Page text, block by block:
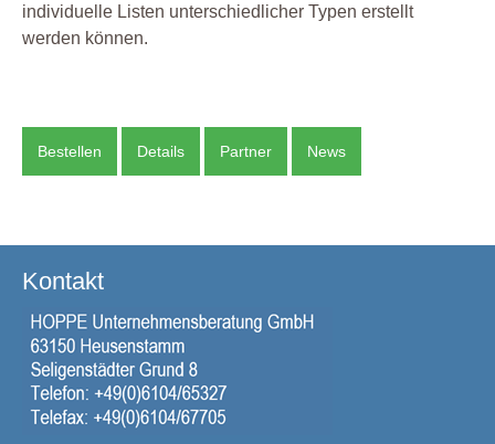
individuelle Listen unterschiedlicher Typen erstellt
werden können.
Bestellen Details Partner News
Kontakt